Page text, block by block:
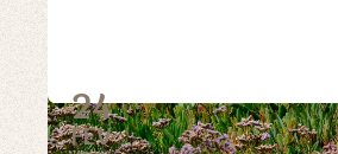
24
FEV